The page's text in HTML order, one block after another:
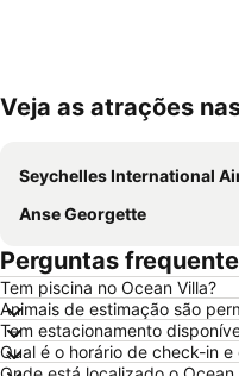
Veja as atrações
Seychelles International
Anse Georgette
Perguntas
Tem piscina no Ocean Villa?
Animais de estimação são
Tem estacionamento
Qual é o horário de check-in